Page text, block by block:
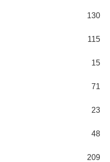
130
115
15
71
23
48
209